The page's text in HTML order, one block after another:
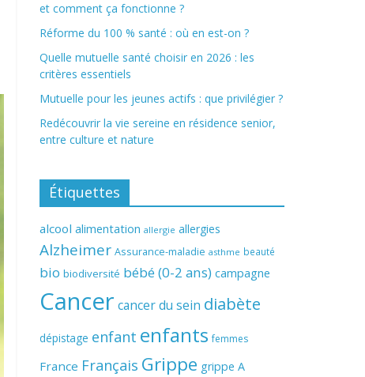
et comment ça fonctionne ?
Réforme du 100 % santé : où en est-on ?
Quelle mutuelle santé choisir en 2026 : les
critères essentiels
Mutuelle pour les jeunes actifs : que privilégier ?
Redécouvrir la vie sereine en résidence senior,
entre culture et nature
Étiquettes
alcool alimentation allergie allergies
Alzheimer Assurance-maladie asthme beauté
bio biodiversité bébé (0-2 ans) campagne
Cancer cancer du sein diabète
dépistage enfant enfants femmes
France Français Grippe grippe A